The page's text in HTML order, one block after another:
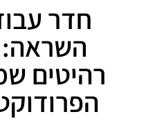
חדר
השראה:
רהיטים